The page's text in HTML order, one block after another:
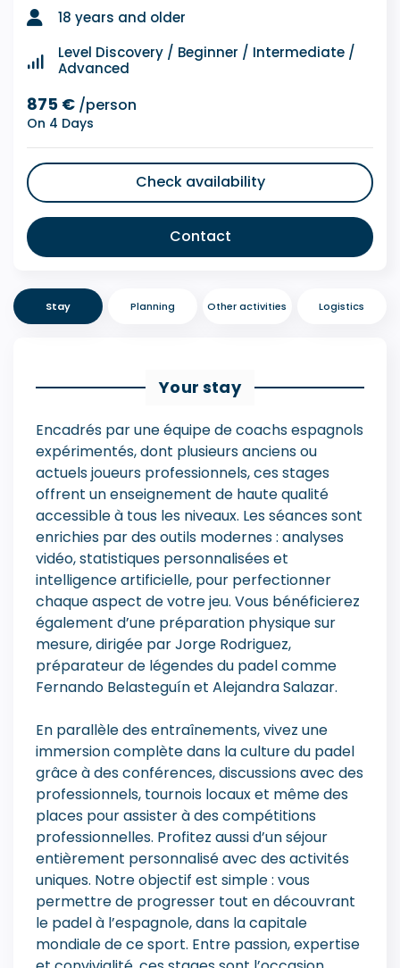
18 years and older
Level Discovery / Beginner / Intermediate /
Advanced
875 € /person
On 4 Days
Check availability
Contact
Stay Planning Other activities Logistics
Your stay
Encadrés par une équipe de coachs espagnols
expérimentés, dont plusieurs anciens ou
actuels joueurs professionnels, ces stages
offrent un enseignement de haute qualité
accessible à tous les niveaux. Les séances sont
enrichies par des outils modernes : analyses
vidéo, statistiques personnalisées et
intelligence artificielle, pour perfectionner
chaque aspect de votre jeu. Vous bénéficierez
également d’une préparation physique sur
mesure, dirigée par Jorge Rodriguez,
préparateur de légendes du padel comme
Fernando Belasteguín et Alejandra Salazar.
En parallèle des entraînements, vivez une
immersion complète dans la culture du padel
grâce à des conférences, discussions avec des
professionnels, tournois locaux et même des
places pour assister à des compétitions
professionnelles. Profitez aussi d’un séjour
entièrement personnalisé avec des activités
uniques. Notre objectif est simple : vous
permettre de progresser tout en découvrant
le padel à l’espagnole, dans la capitale
mondiale de ce sport. Entre passion, expertise